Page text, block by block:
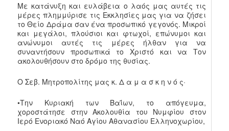
Με κατάνυξη και ευλάβεια ο λαός μας αυτές τις
μέρες πλημμύρισε τις Εκκλησίες μας για να ζήσει
το Θείο Δράμα σαν ένα προσωπικό γεγονός. Μικροί
και μεγάλοι, πλούσιοι και φτωχοί, επώνυμοι και
ανώνυμοι αυτές τις μέρες ήλθαν για να
συναντήσουν προσωπικά το Χριστό και να Τον
ακολουθήσουν στο δρόμο της θυσίας.
Ο Σεβ. Μητροπολίτης μας κ. Δ α μ α σ κ η ν ό ς·
•Την Κυριακή των Βαΐων, το απόγευμα,
χοροστάτησε στην Ακολουθία του Νυμφίου στον
Ιερό Ενοριακό Ναό Αγίου Αθανασίου Ελληνοχωρίου,